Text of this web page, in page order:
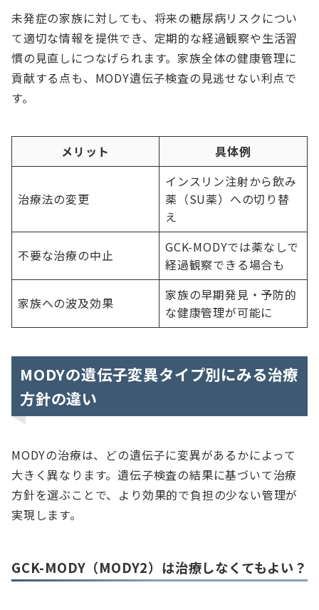
未発症の家族に対しても、将来の糖尿病リスクについ
て適切な情報を提供でき、定期的な経過観察や生活習
慣の見直しにつなげられます。家族全体の健康管理に
貢献する点も、MODY遺伝子検査の見逃せない利点で
す。
メリット 具体例
治療法の変更
インスリン注射から飲み
薬（SU薬）への切り替
え
不要な治療の中止
GCK-MODYでは薬なしで
経過観察できる場合も
家族への波及効果
家族の早期発見・予防的
な健康管理が可能に
MODYの遺伝子変異タイプ別にみる治療
方針の違い
MODYの治療は、どの遺伝子に変異があるかによって
大きく異なります。遺伝子検査の結果に基づいて治療
方針を選ぶことで、より効果的で負担の少ない管理が
実現します。
GCK-MODY（MODY2）は治療しなくてもよい？